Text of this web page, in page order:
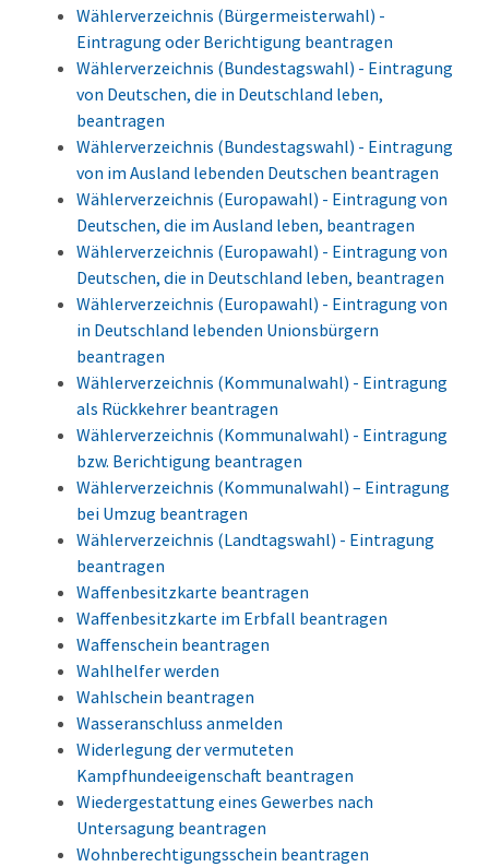
Wählerverzeichnis (Bürgermeisterwahl) -
Eintragung oder Berichtigung beantragen
Wählerverzeichnis (Bundestagswahl) - Eintragung
von Deutschen, die in Deutschland leben,
beantragen
Wählerverzeichnis (Bundestagswahl) - Eintragung
von im Ausland lebenden Deutschen beantragen
Wählerverzeichnis (Europawahl) - Eintragung von
Deutschen, die im Ausland leben, beantragen
Wählerverzeichnis (Europawahl) - Eintragung von
Deutschen, die in Deutschland leben, beantragen
Wählerverzeichnis (Europawahl) - Eintragung von
in Deutschland lebenden Unionsbürgern
beantragen
Wählerverzeichnis (Kommunalwahl) - Eintragung
als Rückkehrer beantragen
Wählerverzeichnis (Kommunalwahl) - Eintragung
bzw. Berichtigung beantragen
Wählerverzeichnis (Kommunalwahl) – Eintragung
bei Umzug beantragen
Wählerverzeichnis (Landtagswahl) - Eintragung
beantragen
Waffenbesitzkarte beantragen
Waffenbesitzkarte im Erbfall beantragen
Waffenschein beantragen
Wahlhelfer werden
Wahlschein beantragen
Wasseranschluss anmelden
Widerlegung der vermuteten
Kampfhundeeigenschaft beantragen
Wiedergestattung eines Gewerbes nach
Untersagung beantragen
Wohnberechtigungsschein beantragen